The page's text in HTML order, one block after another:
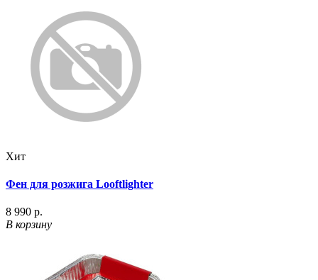
Хит
Фен для розжига Looftlighter
8 990 р.
В корзину